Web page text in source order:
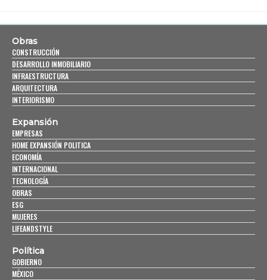
Obras
CONSTRUCCIÓN
DESARROLLO INMOBILIARIO
INFRAESTRUCTURA
ARQUITECTURA
INTERIORISMO
Expansión
EMPRESAS
HOME EXPANSIÓN POLITICA
ECONOMÍA
INTERNACIONAL
TECNOLOGÍA
OBRAS
ESG
MUJERES
LIFEANDSTYLE
Política
GOBIERNO
MÉXICO